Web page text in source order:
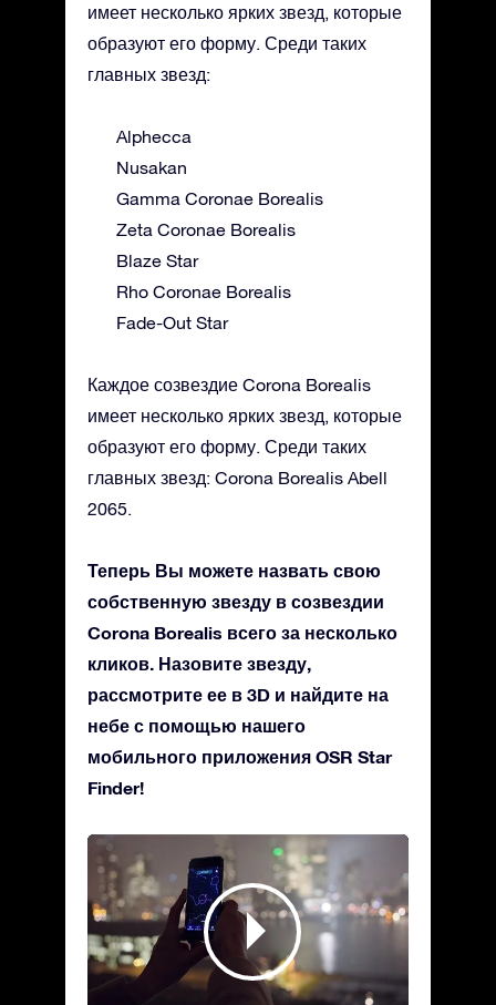
имеет несколько ярких звезд, которые
образуют его форму. Среди таких
главных звезд:
Alphecca
Nusakan
Gamma Coronae Borealis
Zeta Coronae Borealis
Blaze Star
Rho Coronae Borealis
Fade-Out Star
Каждое созвездие Corona Borealis
имеет несколько ярких звезд, которые
образуют его форму. Среди таких
главных звезд: Corona Borealis Abell
2065.
Теперь Вы можете назвать свою
собственную звезду в созвездии
Corona Borealis всего за несколько
кликов. Назовите звезду,
рассмотрите ее в 3D и найдите на
небе с помощью нашего
мобильного приложения OSR Star
Finder!